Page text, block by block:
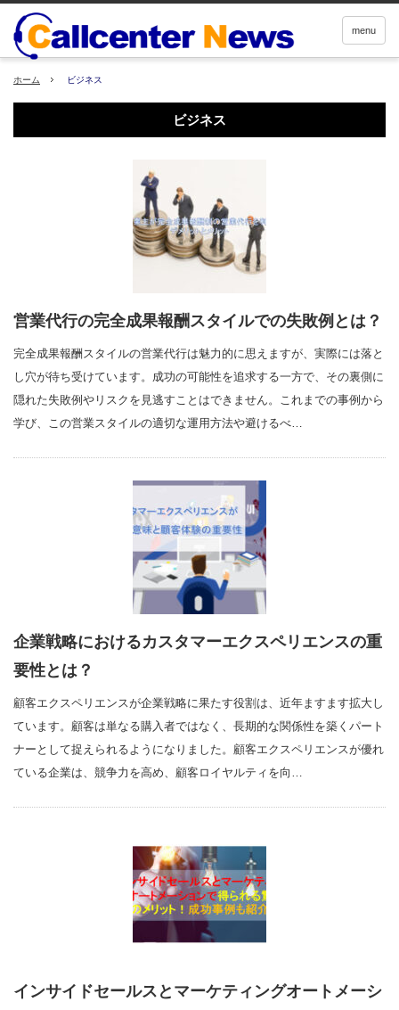
menu
ホーム ビジネス
ビジネス
営業代行の完全成果報酬スタイルでの失敗例とは？
完全成果報酬スタイルの営業代行は魅力的に思えますが、実際には落と
し穴が待ち受けています。成功の可能性を追求する一方で、その裏側に
隠れた失敗例やリスクを見逃すことはできません。これまでの事例から
学び、この営業スタイルの適切な運用方法や避けるべ…
企業戦略におけるカスタマーエクスペリエンスの重
要性とは？
顧客エクスペリエンスが企業戦略に果たす役割は、近年ますます拡大し
ています。顧客は単なる購入者ではなく、長期的な関係性を築くパート
ナーとして捉えられるようになりました。顧客エクスペリエンスが優れ
ている企業は、競争力を高め、顧客ロイヤルティを向…
インサイドセールスとマーケティングオートメーシ